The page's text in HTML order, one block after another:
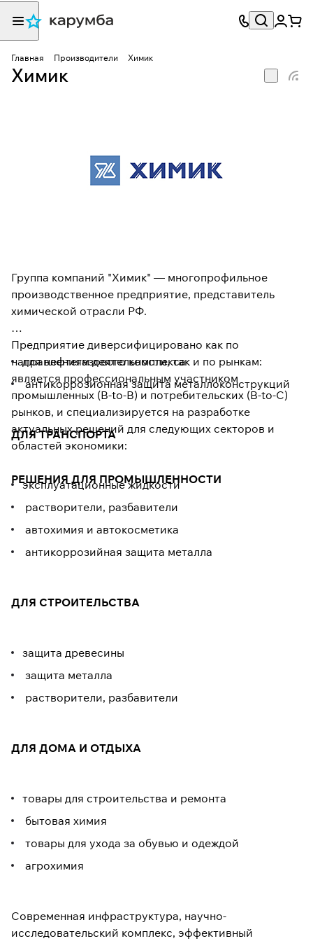
Главная Производители Химик
Химик
Группа компаний "Химик" — многопрофильное
производственное предприятие, представитель
химической отрасли РФ.
Предприятие диверсифицировано как по
направлениям деятельности, так и по рынкам:
является профессиональным участником
промышленных (B-to-B) и потребительских (B-to-C)
рынков, и специализируется на разработке
актуальных решений для следующих секторов и
областей экономики:
РЕШЕНИЯ ДЛЯ ПРОМЫШЛЕННОСТИ
для нефтегазового комплекса
антикоррозионная защита металлоконструкций
ДЛЯ ТРАНСПОРТА
эксплуатационные жидкости
растворители, разбавители
автохимия и автокосметика
антикоррозийная защита металла
ДЛЯ СТРОИТЕЛЬСТВА
защита древесины
защита металла
растворители, разбавители
ДЛЯ ДОМА И ОТДЫХА
товары для строительства и ремонта
бытовая химия
товары для ухода за обувью и одеждой
агрохимия
Современная инфраструктура, научно-
исследовательский комплекс, эффективный